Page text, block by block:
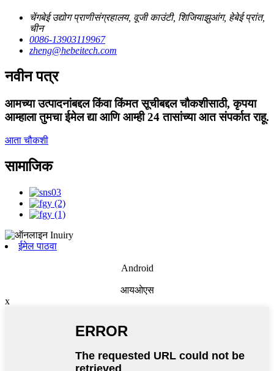
चेंगबेई उद्योग प्राणीसंग्रहालय, वूजी काउंटी, शिजियाझुआंग, हेबेई प्रांत,
चीन
0086-13903119967
zheng@hebeitech.com
नवीन पत्र
आमच्या उत्पादनांबद्दल किंवा किंमत सूचीबद्दल चौकशीसाठी, कृपया
आम्हाला तुमचा ईमेल द्या आणि आम्ही 24 तासांच्या आत संपर्कात राहू.
आता चौकशी
सामाजिक
ईमेल पाठवा
Android
आयओएस
x